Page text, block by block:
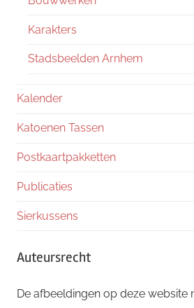
Karakters
Stadsbeelden Arnhem
Kalender
Katoenen Tassen
Postkaartpakketten
Publicaties
Sierkussens
Auteursrecht
De afbeeldingen op deze website